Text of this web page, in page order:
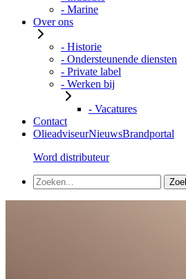
- Marine
Over ons
- Historie
- Ondersteunende diensten
- Private label
- Werken bij
- Vacatures
Contact
OlieadviseurNieuwsBrandportal
Word distributeur